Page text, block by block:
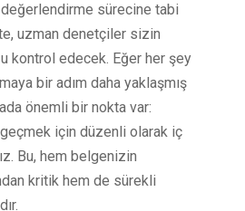
sürecine tabi
uzman denetçiler sizin
kontrol edecek. Eğer her şey
bir adım daha yaklaşmış
önemli bir nokta var:
için düzenli olarak iç
Bu, hem belgenizin
kritik hem de sürekli